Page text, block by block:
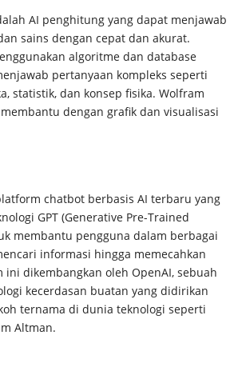
AI penghitung yang dapat menjawab
sains dengan cepat dan akurat.
algoritme dan database
pertanyaan kompleks seperti
statistik, dan konsep fisika. Wolfram
dengan grafik dan visualisasi
chatbot berbasis AI terbaru yang
GPT (Generative Pre-Trained
membantu pengguna dalam berbagai
informasi hingga memecahkan
ini dikembangkan oleh OpenAI, sebuah
kecerdasan buatan yang didirikan
ternama di dunia teknologi seperti
Altman.